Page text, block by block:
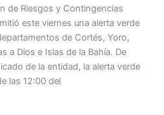
de Riesgos y Contingencias
este viernes una alerta verde
de Cortés, Yoro,
a Dios e Islas de la Bahía. De
de la entidad, la alerta verde
las 12:00 del